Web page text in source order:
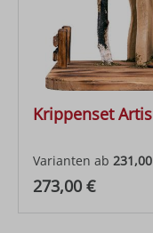
Krippenset
Varianten ab
Regulärer Preis:
273,00 €